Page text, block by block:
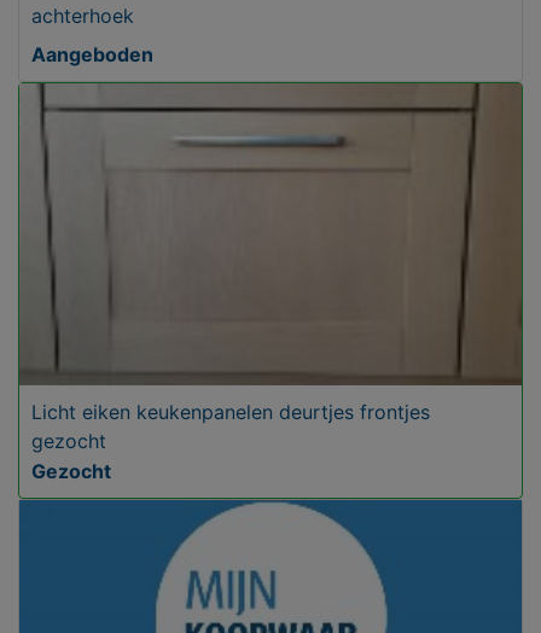
achterhoek
Aangeboden
Licht eiken keukenpanelen deurtjes frontjes
gezocht
Gezocht